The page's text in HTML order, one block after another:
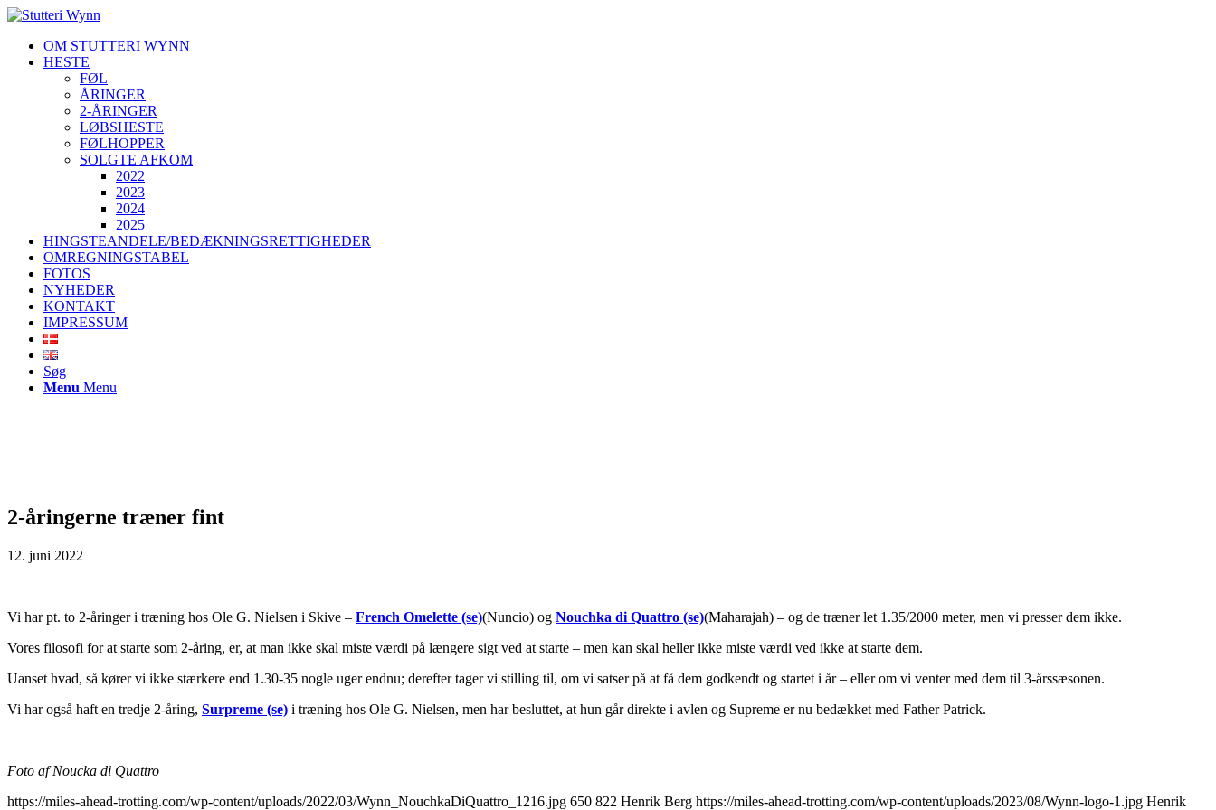
OM STUTTERI WYNN
HESTE
FØL
ÅRINGER
2-ÅRINGER
LØBSHESTE
FØLHOPPER
SOLGTE AFKOM
2022
2023
2024
2025
HINGSTEANDELE/BEDÆKNINGSRETTIGHEDER
OMREGNINGSTABEL
FOTOS
NYHEDER
KONTAKT
IMPRESSUM
Søg
Menu Menu
2-åringerne træner fint
12. juni 2022
Vi har pt. to 2-åringer i træning hos Ole G. Nielsen i Skive – French Omelette (se)(Nuncio) og Nouchka di Quattro (se)(Maharajah) – og de træner let 1.35/2000 meter, men vi presser dem ikke.
Vores filosofi for at starte som 2-åring, er, at man ikke skal miste værdi på længere sigt ved at starte – men kan skal heller ikke miste værdi ved ikke at starte dem.
Uanset hvad, så kører vi ikke stærkere end 1.30-35 nogle uger endnu; derefter tager vi stilling til, om vi satser på at få dem godkendt og startet i år – eller om vi venter med dem til 3-årssæsonen.
Vi har også haft en tredje 2-åring, Surpreme (se) i træning hos Ole G. Nielsen, men har besluttet, at hun går direkte i avlen og Supreme er nu bedækket med Father Patrick.
Foto af Noucka di Quattro
https://miles-ahead-trotting.com/wp-content/uploads/2022/03/Wynn_NouchkaDiQuattro_1216.jpg 650 822 Henrik Berg https://miles-ahead-trotting.com/wp-content/uploads/2023/08/Wynn-logo-1.jpg Henrik